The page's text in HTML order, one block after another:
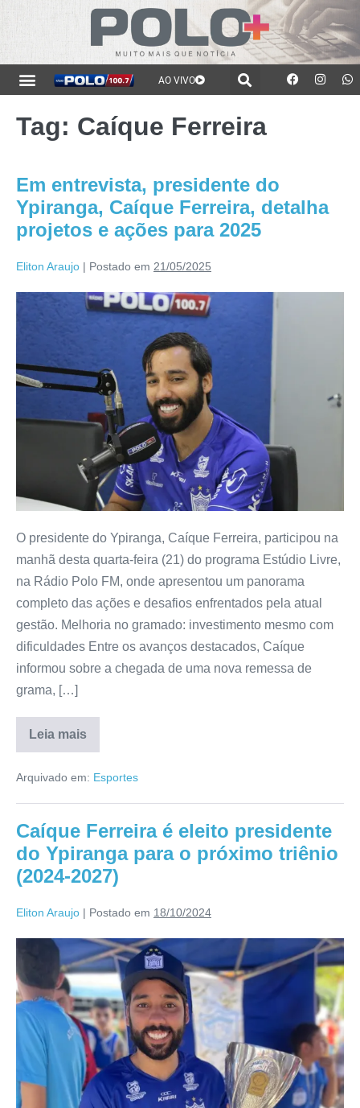
AO VIVO
Tag: Caíque Ferreira
Em entrevista, presidente do
Ypiranga, Caíque Ferreira, detalha
projetos e ações para 2025
Eliton Araujo | Postado em 21/05/2025
O presidente do Ypiranga, Caíque Ferreira, participou na
manhã desta quarta-feira (21) do programa Estúdio Livre,
na Rádio Polo FM, onde apresentou um panorama
completo das ações e desafios enfrentados pela atual
gestão. Melhoria no gramado: investimento mesmo com
dificuldades Entre os avanços destacados, Caíque
informou sobre a chegada de uma nova remessa de
grama, […]
Leia mais
Arquivado em: Esportes
Caíque Ferreira é eleito presidente
do Ypiranga para o próximo triênio
(2024-2027)
Eliton Araujo | Postado em 18/10/2024